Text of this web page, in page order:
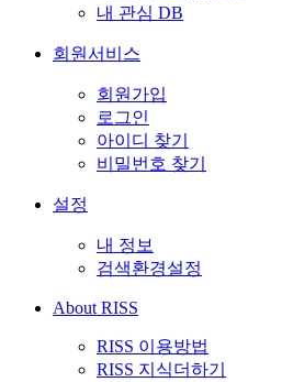
내 관심 DB
회원서비스
회원가입
로그인
아이디 찾기
비밀번호 찾기
설정
내 정보
검색환경설정
About RISS
RISS 이용방법
RISS 지식더하기